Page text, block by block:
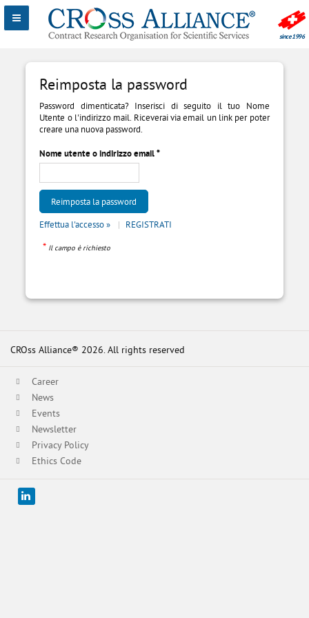
Reimposta la password
Password dimenticata? Inserisci di seguito il tuo Nome
Utente o l'indirizzo mail. Riceverai via email un link per poter
creare una nuova password.
Nome utente o indirizzo email*
Effettua l'accesso » REGISTRATI
* Il campo è richiesto
CROss Alliance® 2026. All rights reserved
Career
News
Events
Newsletter
Privacy Policy
Ethics Code